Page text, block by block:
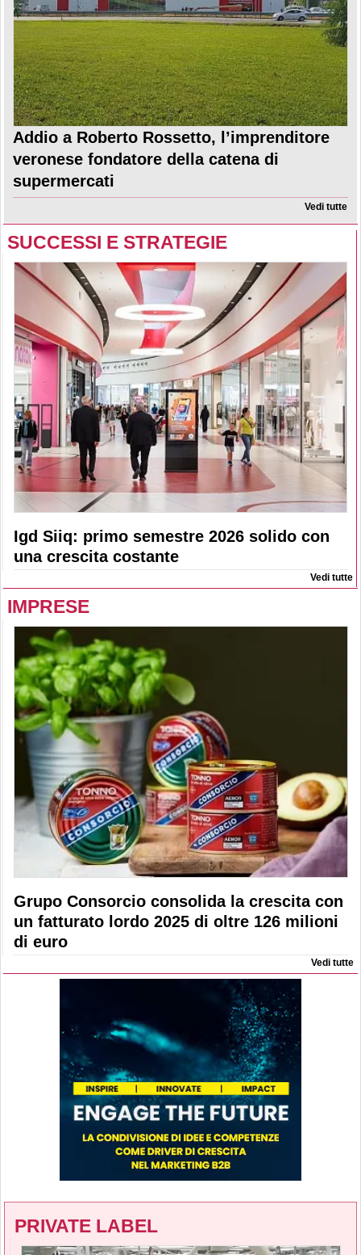
Addio a Roberto Rossetto, l’imprenditore
veronese fondatore della catena di
supermercati
Vedi tutte
SUCCESSI E STRATEGIE
Igd Siiq: primo semestre 2026 solido con
una crescita costante
Vedi tutte
IMPRESE
Grupo Consorcio consolida la crescita con
un fatturato lordo 2025 di oltre 126 milioni
di euro
Vedi tutte
PRIVATE LABEL